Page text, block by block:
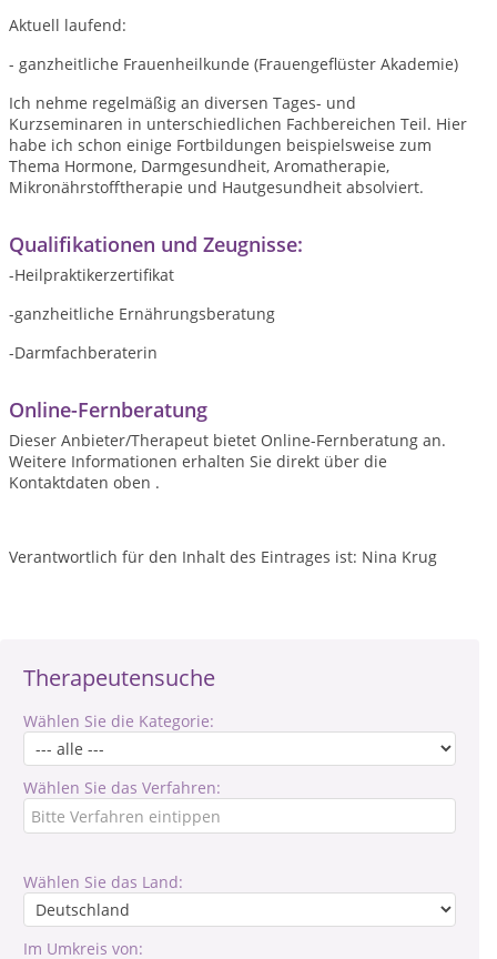
Therapeutensuche
Wählen Sie die Kategorie:
Wählen Sie das Verfahren:
Wählen Sie das Land:
Im Umkreis von:
Aktuell laufend:
- ganzheitliche Frauenheilkunde (Frauengeflüster Akademie)
Ich nehme regelmäßig an diversen Tages- und
Kurzseminaren in unterschiedlichen Fachbereichen Teil. Hier
habe ich schon einige Fortbildungen beispielsweise zum
Thema Hormone, Darmgesundheit, Aromatherapie,
Mikronährstofftherapie und Hautgesundheit absolviert.
Qualifikationen und Zeugnisse:
-Heilpraktikerzertifikat
-ganzheitliche Ernährungsberatung
-Darmfachberaterin
Online-Fernberatung
Dieser Anbieter/Therapeut bietet Online-Fernberatung an.
Weitere Informationen erhalten Sie direkt über die
Kontaktdaten oben .
Verantwortlich für den Inhalt des Eintrages ist: Nina Krug